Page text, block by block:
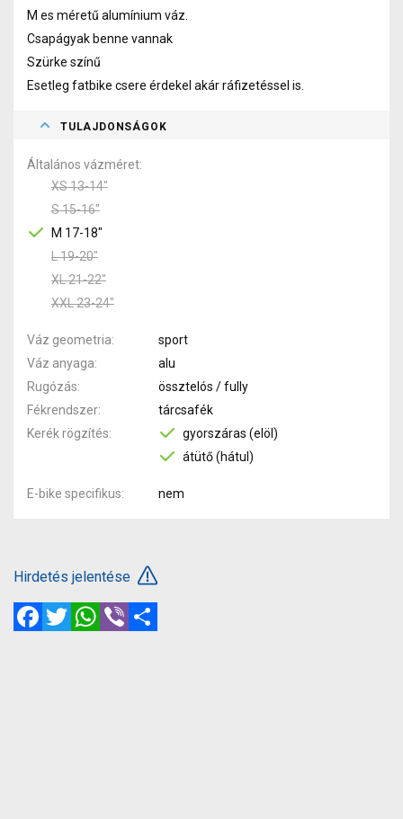
M es méretű alumínium váz.
Csapágyak benne vannak
Szürke színű
Esetleg fatbike csere érdekel akár ráfizetéssel is.
TULAJDONSÁGOK
Általános vázméret
XS 13-14"
S 15-16"
M 17-18"
L 19-20"
XL 21-22"
XXL 23-24"
Váz geometria
sport
Váz anyaga
alu
Rugózás
össztelós / fully
Fékrendszer
tárcsafék
Kerék rögzítés
gyorszáras (elöl)
átütő (hátul)
E-bike specifikus nem
Hirdetés jelentése
FacebookTwitterWhatsApp
Viber